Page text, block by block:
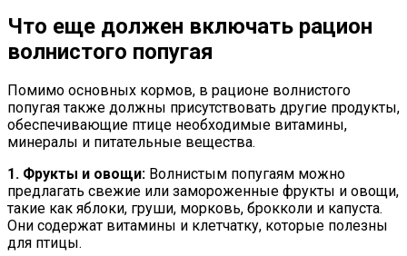
Что еще должен включать рацион
волнистого попугая
Помимо основных кормов, в рационе волнистого
попугая также должны присутствовать другие продукты,
обеспечивающие птице необходимые витамины,
минералы и питательные вещества.
1. Фрукты и овощи: Волнистым попугаям можно
предлагать свежие или замороженные фрукты и овощи,
такие как яблоки, груши, морковь, брокколи и капуста.
Они содержат витамины и клетчатку, которые полезны
для птицы.